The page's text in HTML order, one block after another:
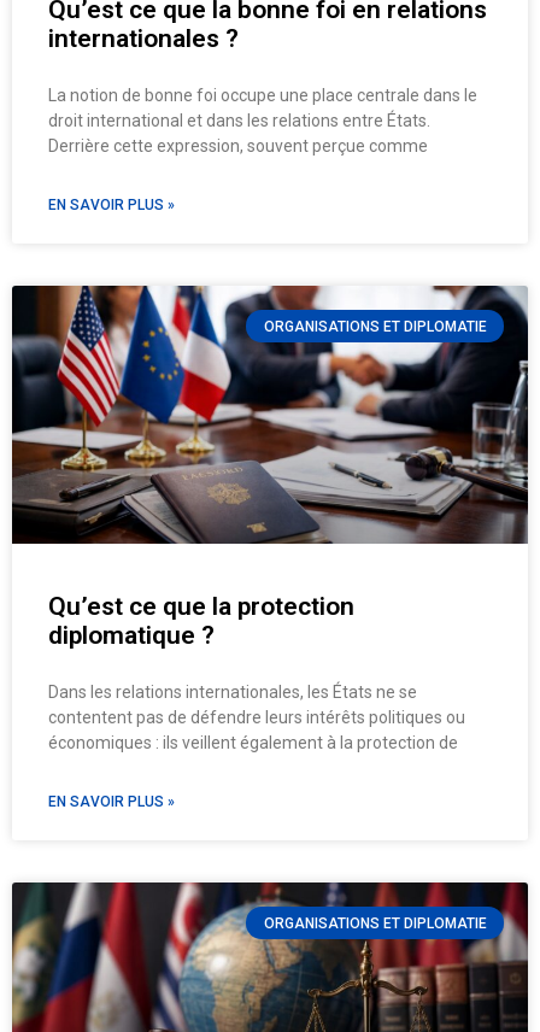
Qu’est ce que la bonne foi en relations
internationales ?
La notion de bonne foi occupe une place centrale dans le
droit international et dans les relations entre États.
Derrière cette expression, souvent perçue comme
EN SAVOIR PLUS »
ORGANISATIONS ET DIPLOMATIE
Qu’est ce que la protection
diplomatique ?
Dans les relations internationales, les États ne se
contentent pas de défendre leurs intérêts politiques ou
économiques : ils veillent également à la protection de
EN SAVOIR PLUS »
ORGANISATIONS ET DIPLOMATIE